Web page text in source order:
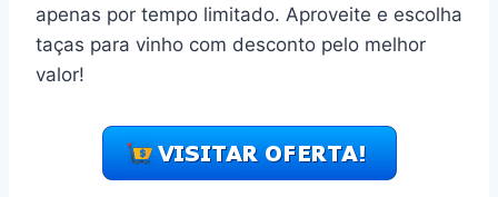
apenas por tempo limitado. Aproveite e escolha
taças para vinho com desconto pelo melhor
valor!